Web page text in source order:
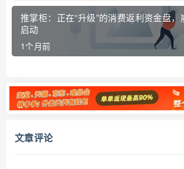
推掌柜：正在“升级”的消费返利资金盘，
启动
1个月前
文章评论